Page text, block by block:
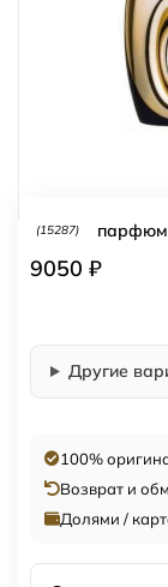
(15287)
9050 ₽
Другие
100%
Возврат и
Долями /